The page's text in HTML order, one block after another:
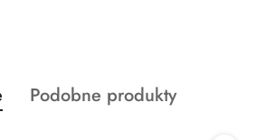
Produkty
Podobne produkty